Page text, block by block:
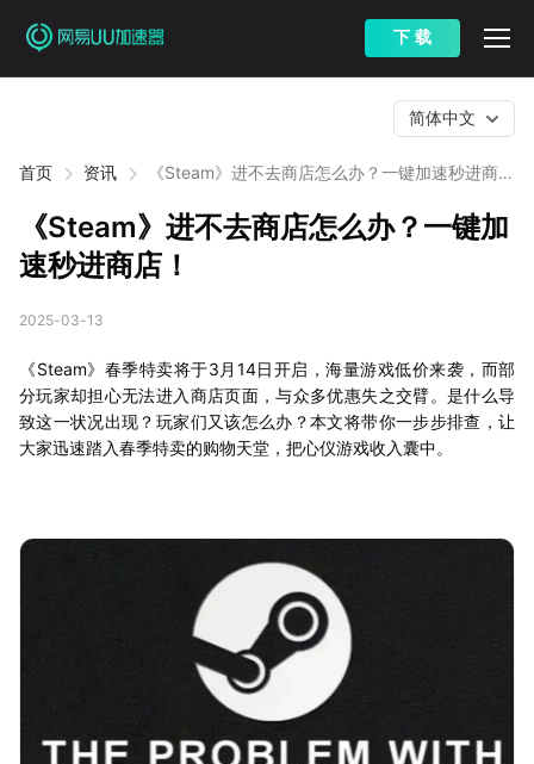
下 载
首页 资讯
《Steam》进不去商店怎么办？一键加速秒进商
简体中文
《Steam》进不去商店怎么办？一键加
速秒进商店！
2025-03-13
《Steam》春季特卖将于3月14日开启，海量游戏低价来袭，而部
分玩家却担心无法进入商店页面，与众多优惠失之交臂。是什么导
致这一状况出现？玩家们又该怎么办？本文将带你一步步排查，让
大家迅速踏入春季特卖的购物天堂，把心仪游戏收入囊中。